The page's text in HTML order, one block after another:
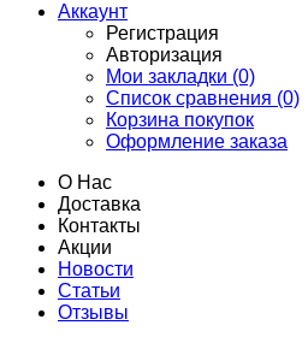
Аккаунт
Регистрация
Авторизация
Мои закладки (0)
Список сравнения (0)
Корзина покупок
Оформление заказа
О Нас
Доставка
Контакты
Акции
Новости
Статьи
Отзывы